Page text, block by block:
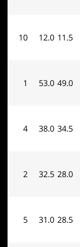
12.0
10
53.0
1
38.0
4
32.5
2
31.0
5